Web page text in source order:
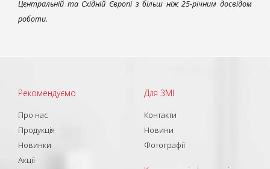
Центральній та Східній Європі з більш ніж 25-річним досвідом
роботи.
Рекомендуємо
Про нас
Продукція
Новинки
Акції
Для ЗМІ
Контакти
Новини
Фотографії